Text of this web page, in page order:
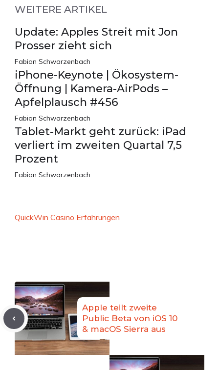
WEITERE ARTIKEL
Update: Apples Streit mit Jon
Prosser zieht sich
Fabian Schwarzenbach
iPhone-Keynote | Ökosystem-
Öffnung | Kamera-AirPods –
Apfelplausch #456
Fabian Schwarzenbach
Tablet-Markt geht zurück: iPad
verliert im zweiten Quartal 7,5
Prozent
Fabian Schwarzenbach
QuickWin Casino Erfahrungen
Apple teilt zweite
Public Beta von iOS 10
& macOS Sierra aus